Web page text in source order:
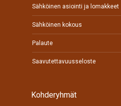
Sähköinen asiointi ja lomakkeet
Sähköinen kokous
Palaute
Saavutettavuusseloste
Kohderyhmät